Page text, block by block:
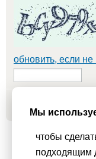
обновить, если не
Мы
чтобы
подходящим